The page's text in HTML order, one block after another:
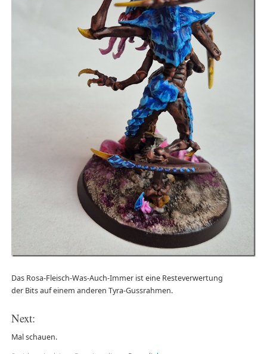
Das Rosa-Fleisch-Was-Auch-Immer ist eine Resteverwertung
der Bits auf einem anderen Tyra-Gussrahmen.
Next:
Mal schauen.